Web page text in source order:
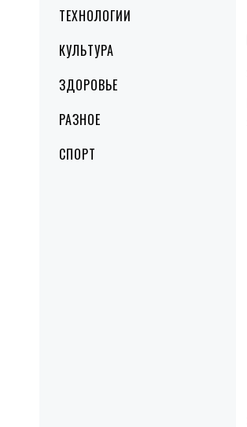
ТЕХНОЛОГИИ
КУЛЬТУРА
ЗДОРОВЬЕ
РАЗНОЕ
СПОРТ